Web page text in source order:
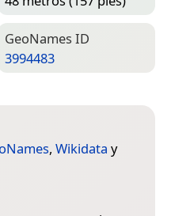
Geo­Names ID
3994483
, Wikidata y